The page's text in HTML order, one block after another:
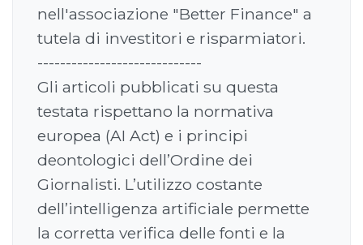
nell'associazione "Better Finance" a
tutela di investitori e risparmiatori.
-----------------------------
Gli articoli pubblicati su questa
testata rispettano la normativa
europea (AI Act) e i principi
deontologici dell’Ordine dei
Giornalisti. L’utilizzo costante
dell’intelligenza artificiale permette
la corretta verifica delle fonti e la